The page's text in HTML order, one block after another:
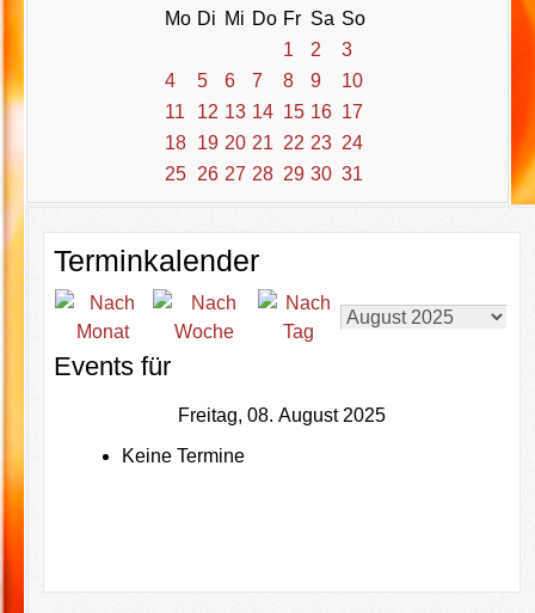
Mo Di Mi Do Fr Sa So
1
2
3
4
5 6 7 8 9
10
11
12 13 14 15 16 17
18 19 20 21 22 23 24
25 26 27 28 29 30 31
Terminkalender
Events für
Freitag, 08. August 2025
Keine Termine